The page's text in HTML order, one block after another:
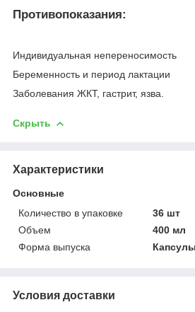
Противопоказания:
Индивидуальная непереносимость
Беременность и период лактации
Заболевания ЖКТ, гастрит, язва.
Скрыть
Характеристики
Основные
Количество в упаковке
36 шт
Объем
400 мл
Форма выпуска
Капсулы
Условия доставки